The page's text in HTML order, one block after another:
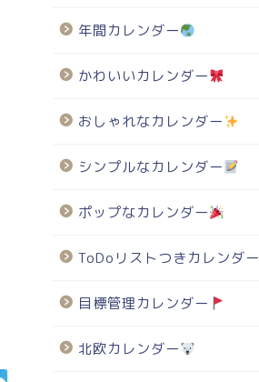
状-017（結婚報告・寿）
年間カレンダー
かわいいカレンダー
おしゃれなカレンダー
シンプルなカレンダー
ポップなカレンダー
ToDoリストつきカレンダー
目標管理カレンダー
北欧カレンダー